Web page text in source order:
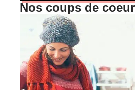
Nos coups de coeur